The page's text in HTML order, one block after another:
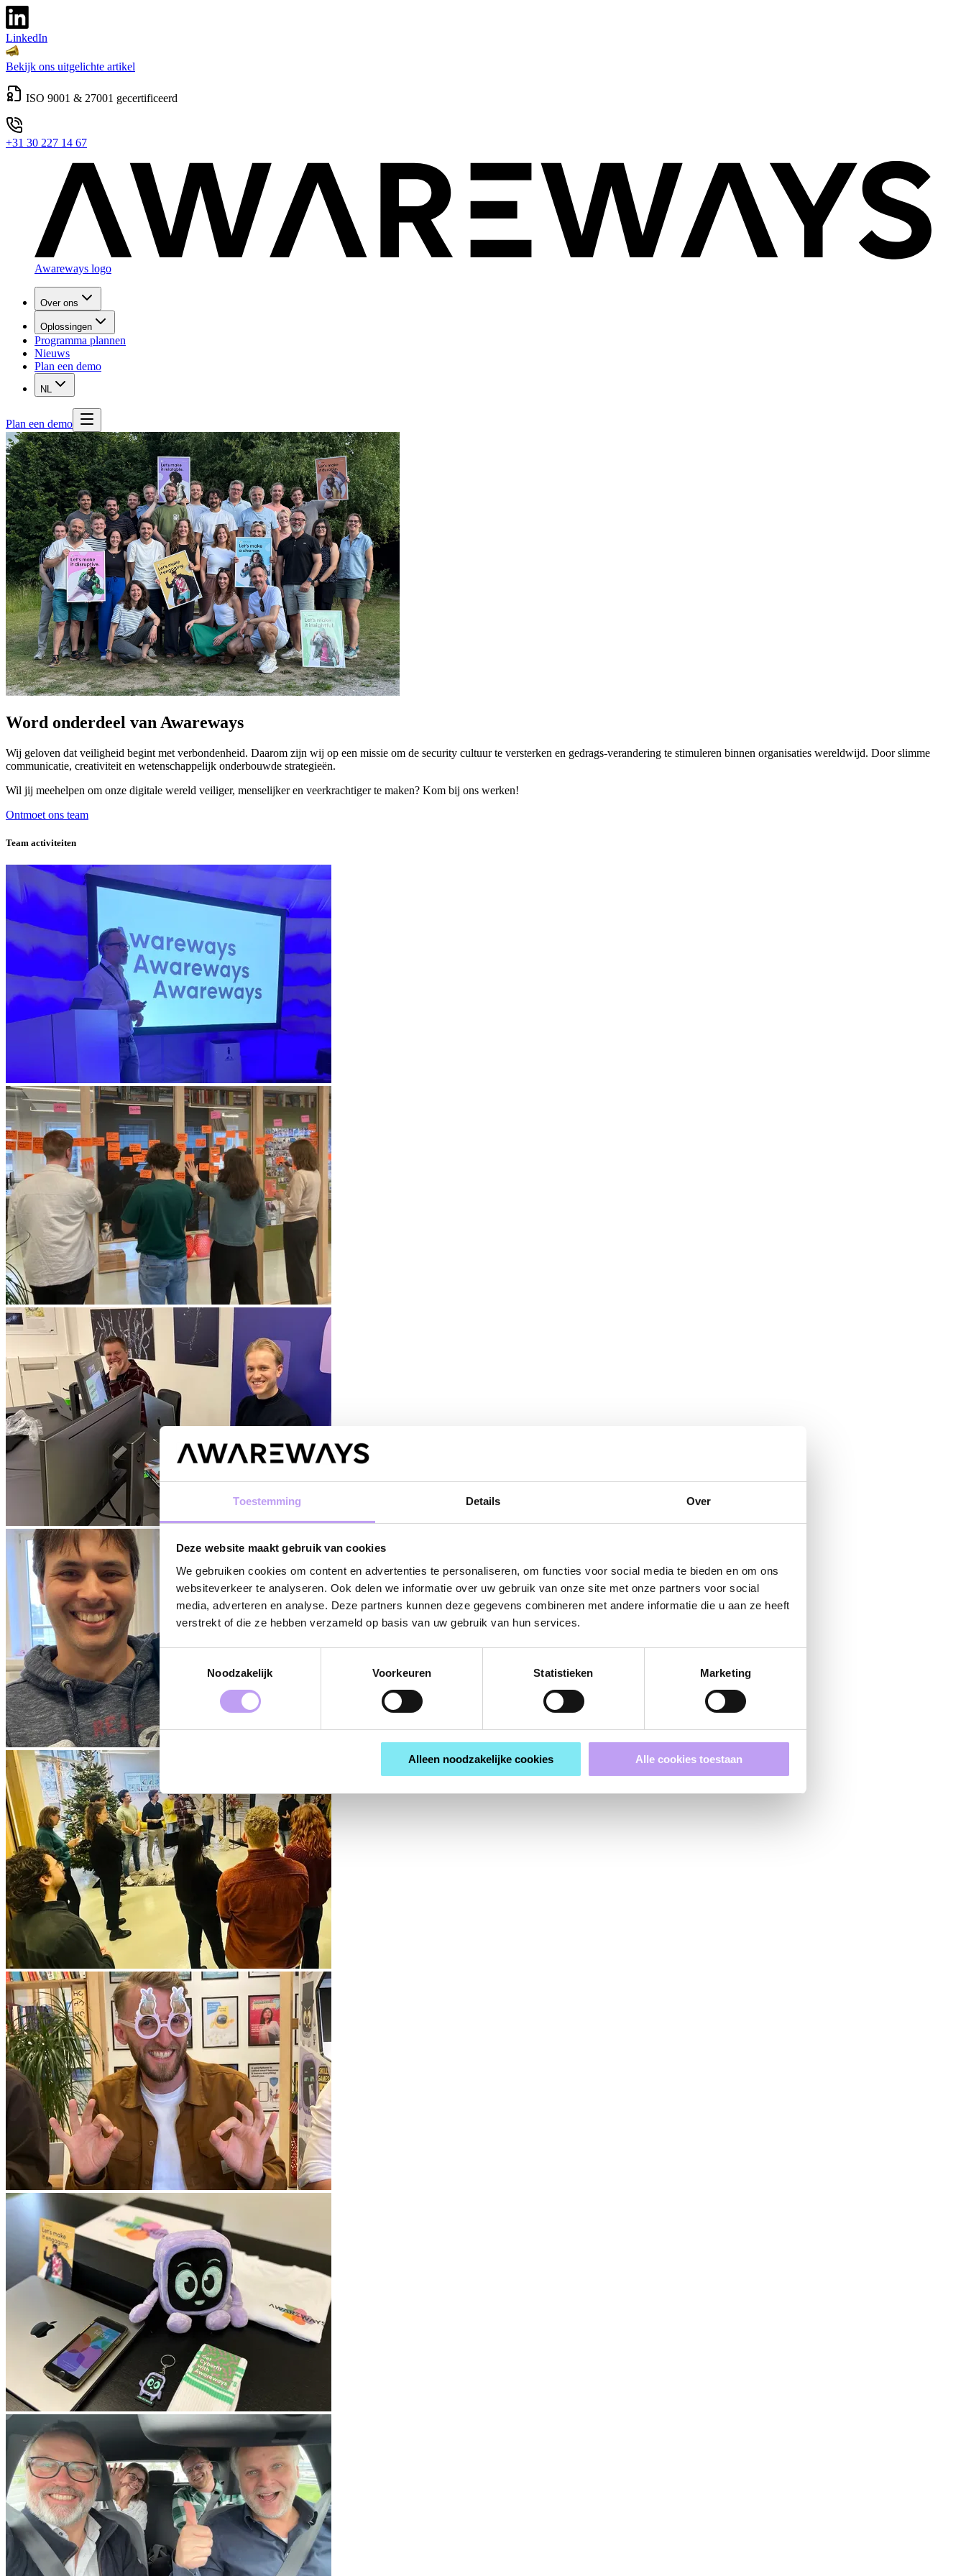
Toestemming Details Over
Deze website maakt gebruik van cookies
We gebruiken cookies om content en advertenties te personaliseren, om functies voor social media te bieden en om ons
websiteverkeer te analyseren. Ook delen we informatie over uw gebruik van onze site met onze partners voor social
media, adverteren en analyse. Deze partners kunnen deze gegevens combineren met andere informatie die u aan ze heeft
verstrekt of die ze hebben verzameld op basis van uw gebruik van hun services.
Noodzakelijk
Voorkeuren Statistieken Marketing
Alleen noodzakelijke cookies Alle cookies toestaan
LinkedIn
Bekijk ons uitgelichte artikel
ISO 9001 & 27001 gecertificeerd
+31 30 227 14 67
Awareways logo
Over ons
Oplossingen
Programma plannen
Nieuws
Plan een demo
NL
Plan een demo
Word onderdeel van Awareways
Wij geloven dat veiligheid begint met verbondenheid. Daarom zijn wij op een missie om de security cultuur te versterken en gedrags-verandering te stimuleren binnen organisaties wereldwijd. Door slimme
communicatie, creativiteit en wetenschappelijk onderbouwde strategieën.
Wil jij meehelpen om onze digitale wereld veiliger, menselijker en veerkrachtiger te maken? Kom bij ons werken!
Ontmoet ons team
Team activiteiten